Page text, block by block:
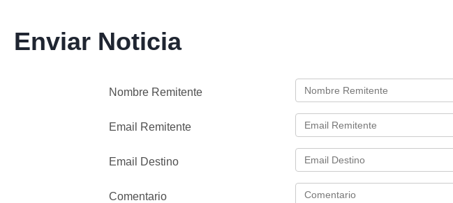
Enviar Noticia
Nombre Remitente
Email Remitente
Email Destino
Comentario